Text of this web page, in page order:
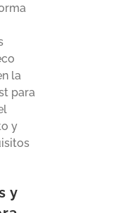
la
para
y
y